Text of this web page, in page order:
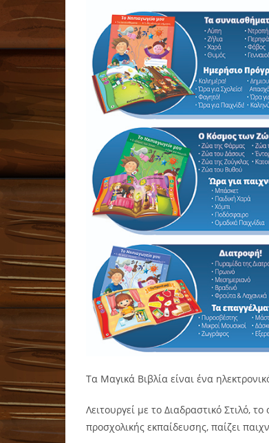
Τα Μαγικά Βιβλία είναι ένα
Λειτουργεί με το Διαδραστικό Στιλό,
προσχολικής εκπαίδευσης, παίζει